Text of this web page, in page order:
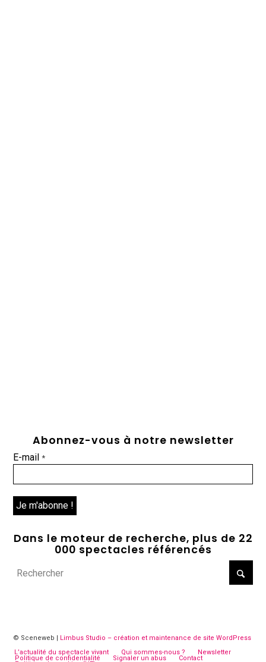
Abonnez-vous à notre newsletter
E-mail*
Dans le moteur de recherche, plus de 22
000 spectacles référencés
© Sceneweb | Limbus Studio – création et maintenance de site WordPress
L’actualité du spectacle vivant
Qui sommes-nous ? Newsletter
Politique de confidentialité Signaler un abus Contact